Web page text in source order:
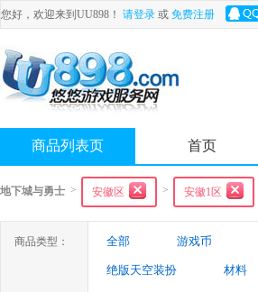
您好，欢迎来到UU898！ 请登录 或 免费注册
商品列表页 首页
地下城与勇士 > 安徽区 > 安徽1区
商品类型： 全部 游戏币
绝版天空装扮 材料